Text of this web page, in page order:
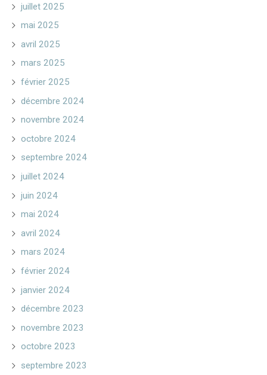
juillet 2025
mai 2025
avril 2025
mars 2025
février 2025
décembre 2024
novembre 2024
octobre 2024
septembre 2024
juillet 2024
juin 2024
mai 2024
avril 2024
mars 2024
février 2024
janvier 2024
décembre 2023
novembre 2023
octobre 2023
septembre 2023